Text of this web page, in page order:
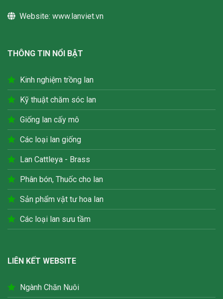
Website: www.lanviet.vn
THÔNG TIN NỔI BẬT
Kinh nghiệm trồng lan
Kỹ thuật chăm sóc lan
Giống lan cấy mô
Các loại lan giống
Lan Cattleya - Brass
Phân bón, Thuốc cho lan
Sản phẩm vật tư hoa lan
Các loại lan sưu tầm
LIÊN KẾT WEBSITE
Ngành Chăn Nuôi